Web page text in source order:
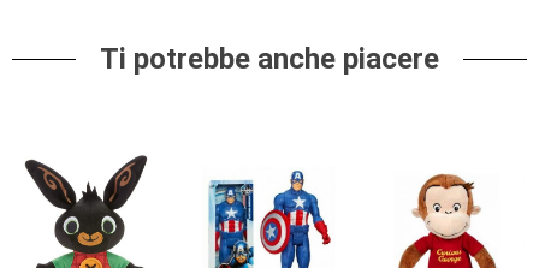
Ti potrebbe anche piacere